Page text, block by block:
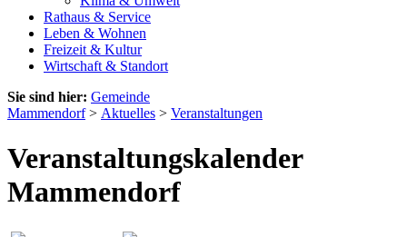
Rathaus & Service
Leben & Wohnen
Freizeit & Kultur
Wirtschaft & Standort
Sie sind hier: Gemeinde
Mammendorf> Aktuelles > Veranstaltungen
Veranstaltungskalender
Mammendorf